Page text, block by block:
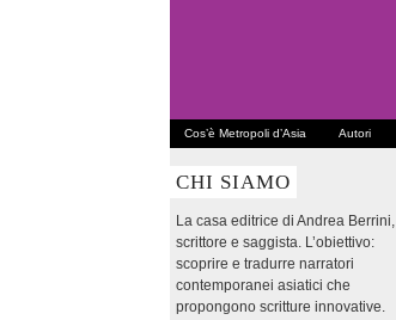
Cos’è Metropoli d’Asia Autori
CHI SIAMO
La casa editrice di Andrea Berrini,
scrittore e saggista. L’obiettivo:
scoprire e tradurre narratori
contemporanei asiatici che
propongono scritture innovative.